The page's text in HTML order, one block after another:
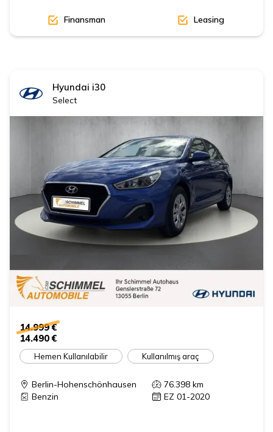
Finansman Leasing
Hyundai i30
Select
14.999 €
14.490 €
Hemen Kullanılabilir Kullanılmış araç
Berlin-Hohenschönhausen 76.398 km
Benzin
EZ 01-2020